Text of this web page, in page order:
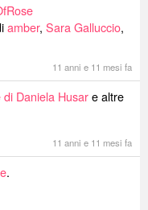
amber, Sara Galluccio,
11 anni e 11 mesi fa
di Daniela Husare altre
11 anni e 11 mesi fa
.